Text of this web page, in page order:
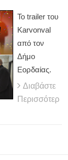
Το trailer του
Karvonval
από τον
Δήμο
Εορδαίας.
Διαβάστε
Περισσότερ